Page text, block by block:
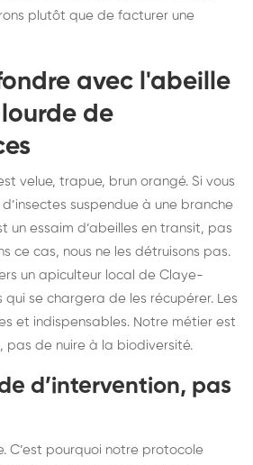
plutôt que de facturer une
avec l'abeille
de
velue, trapue, brun orangé. Si vous
suspendue à une branche
un essaim d’abeilles en transit, pas
ce cas, nous ne les détruisons pas.
un apiculteur local de Claye-
qui se chargera de les récupérer. Les
et indispensables. Notre métier est
pas de nuire à la biodiversité.
d’intervention, pas
C’est pourquoi notre protocole